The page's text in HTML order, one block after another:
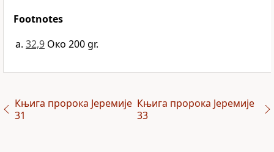
Footnotes
32,9 Око 200 gr.
Књига пророка Јеремије
31
Књига пророка Јеремије
33